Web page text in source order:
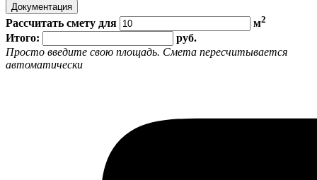
Документация
Рассчитать смету для м2
Итого:
руб.
Просто введите свою площадь. Смета пересчитывается
автоматически